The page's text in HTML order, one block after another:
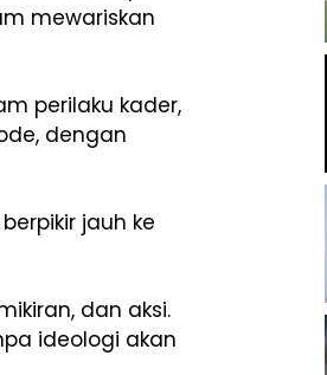
mewariskan
perilaku kader,
dengan
jauh ke
dan aksi.
ideologi akan